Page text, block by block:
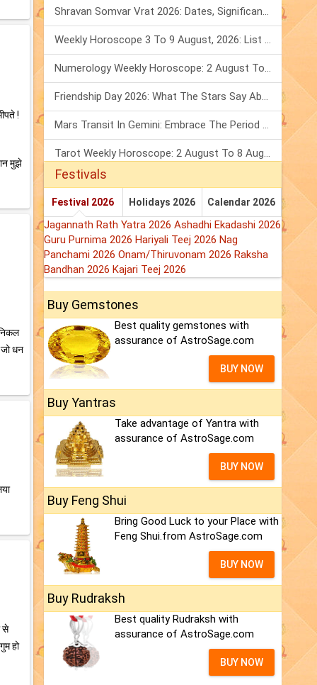
!
मुझे
धन
से
हो
Shravan Somvar Vrat 2026: Dates, Significance & Rituals In August
Weekly Horoscope 3 To 9 August, 2026: List Of Fasts & Festivals
Numerology Weekly Horoscope: 2 August To 8 August, 2026
Friendship Day 2026: What The Stars Say About Your Best Friend!
Mars Transit In Gemini: Embrace The Period Full Of Energy & Intelligence
Tarot Weekly Horoscope: 2 August To 8 August, 2026
Festivals
Festival 2026 Holidays 2026 Calendar 2026
Jagannath Rath Yatra 2026 Ashadhi Ekadashi 2026
Guru Purnima 2026 Hariyali Teej 2026 Nag
Panchami 2026 Onam/Thiruvonam 2026 Raksha
Bandhan 2026 Kajari Teej 2026
Buy Gemstones
Best quality gemstones with
assurance of AstroSage.com
BUY NOW
Buy Yantras
Take advantage of Yantra with
assurance of AstroSage.com
BUY NOW
Buy Feng Shui
Bring Good Luck to your Place with
Feng Shui.from AstroSage.com
BUY NOW
Buy Rudraksh
Best quality Rudraksh with
assurance of AstroSage.com
BUY NOW